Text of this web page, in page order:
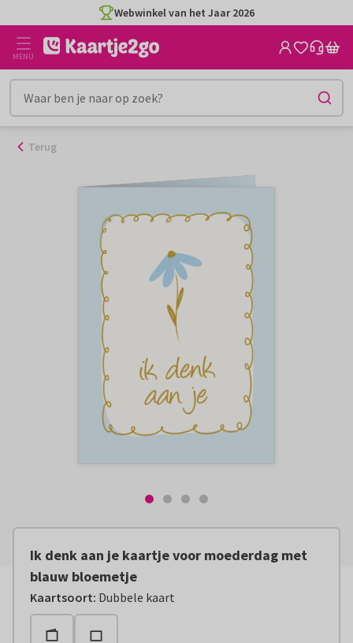
naar
inhoud
Webwinkel van het Jaar 2026
MENU
Terug
Ik denk aan je kaartje voor moederdag met
blauw bloemetje
Kaartsoort: Dubbele kaart
Vanaf: € 2,99 excl. verzendkosten